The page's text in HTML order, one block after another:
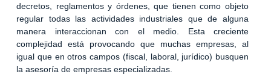
decretos, reglamentos y órdenes, que tienen como objeto
regular todas las actividades industriales que de alguna
manera interaccionan con el medio. Esta creciente
complejidad está provocando que muchas empresas, al
igual que en otros campos (fiscal, laboral, jurídico) busquen
la asesoría de empresas especializadas.